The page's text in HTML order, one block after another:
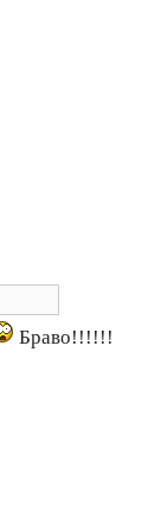
Браво!!!!!!